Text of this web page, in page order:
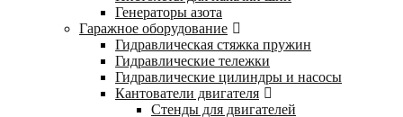
Генераторы азота
Гаражное оборудование
Гидравлическая стяжка пружин
Гидравлические тележки
Гидравлические цилиндры и насосы
Кантователи двигателя
Стенды для двигателей